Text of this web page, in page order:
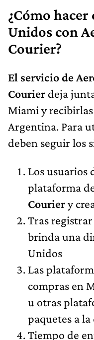
¿Cómo hacer
Unidos con
Courier?
El servicio de
Courier deja
Miami y
Argentina. Para
deben seguir los
Los usuarios
plataforma
Couriery
Tras
brinda una
Unidos
Las
compras en
u otras
paquetes a
Tiempo de